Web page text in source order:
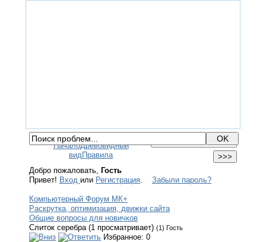
НачалоДревовидный
видПравила
Добро пожаловать, Гость
Привет! Вход или Регистрация. Забыли пароль?
Компьютерный Форум МК+
Раскрутка, оптимизация, движки сайта
Общие вопросы для новичков
Слиток серебра (1 просматривает) (1) Гость
Избранное: 0